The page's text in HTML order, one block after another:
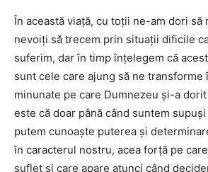
În această viață, cu toții ne-am dori să
nevoiți să trecem prin situații dificile
suferim, dar în timp înțelegem că
sunt cele care ajung să ne transforme
minunate pe care Dumnezeu și-a
este că doar până când suntem
putem cunoaște puterea și
în caracterul nostru, acea forță pe
suflet și care apare atunci când